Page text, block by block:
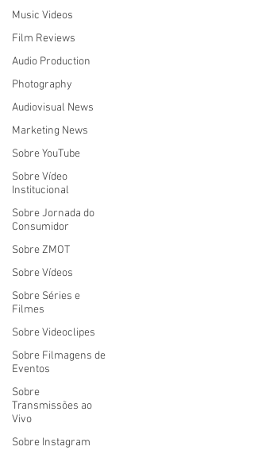
Music Videos
Film Reviews
Audio Production
Photography
Audiovisual News
Marketing News
Sobre YouTube
Sobre Vídeo
Institucional
Sobre Jornada do
Consumidor
Sobre ZMOT
Sobre Vídeos
Sobre Séries e
Filmes
Sobre Videoclipes
Sobre Filmagens de
Eventos
Sobre
Transmissões ao
Vivo
Sobre Instagram